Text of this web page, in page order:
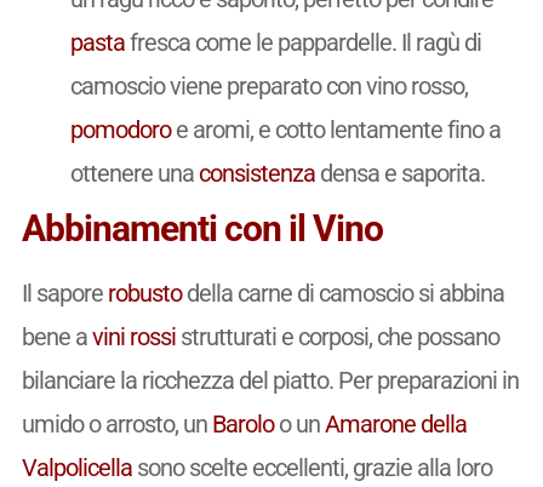
pastafresca come le pappardelle. Il ragù di
camoscio viene preparato con vino rosso,
pomodoroe aromi, e cotto lentamente fino a
ottenere una consistenzadensa e saporita.
Abbinamenti con il Vino
Il sapore robustodella carne di camoscio si abbina
bene avini rossistrutturati e corposi, che possano
bilanciare la ricchezza del piatto. Per preparazioni in
umido o arrosto, un Baroloo unAmarone della
Valpolicellasono scelte eccellenti, grazie alla loro